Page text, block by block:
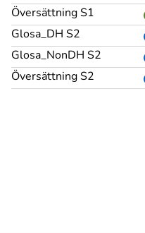
Översättning S1
Glosa_DH S2
Glosa_NonDH S2
Översättning S2
Jag tänker på när